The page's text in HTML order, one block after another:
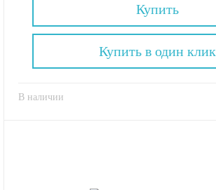
Купить
В наличии
Купить в один клик